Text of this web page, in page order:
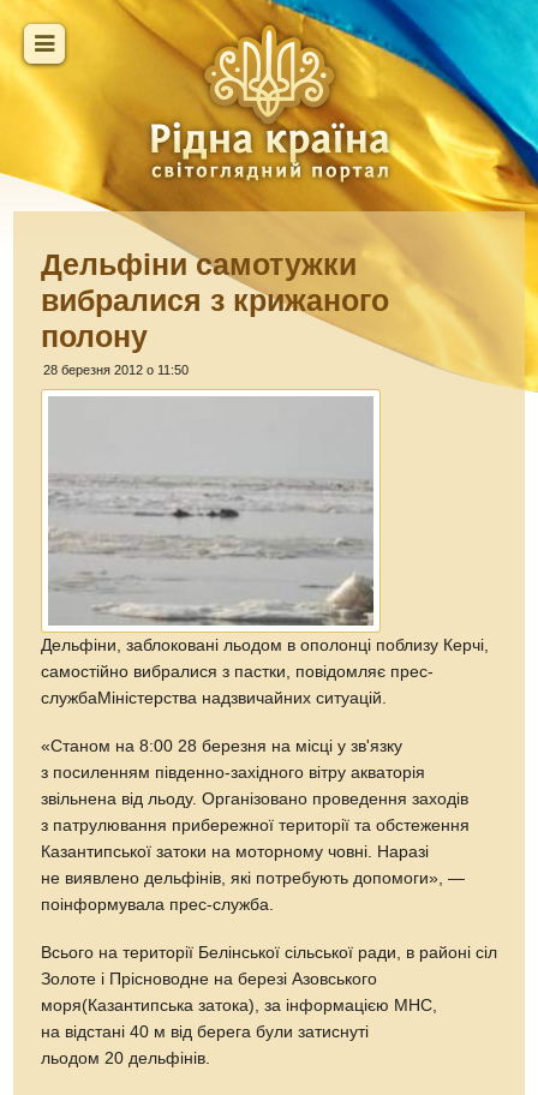
Дельфіни самотужки
вибралися з крижаного
полону
28 березня 2012 о 11:50
Дельфіни, заблоковані льодом в ополонці поблизу Керчі,
самостійно вибралися з пастки, повідомляє прес-
службаМіністерства надзвичайних ситуацій.
«Станом на 8:00 28 березня на місці у зв'язку
з посиленням південно-західного вітру акваторія
звільнена від льоду. Організовано проведення заходів
з патрулювання прибережної території та обстеження
Казантипської затоки на моторному човні. Наразі
не виявлено дельфінів, які потребують допомоги», —
поінформувала прес-служба.
Всього на території Белінської сільської ради, в районі сіл
Золоте і Прісноводне на березі Азовського
моря(Казантипська затока), за інформацією МНС,
на відстані 40 м від берега були затиснуті
льодом 20 дельфінів.